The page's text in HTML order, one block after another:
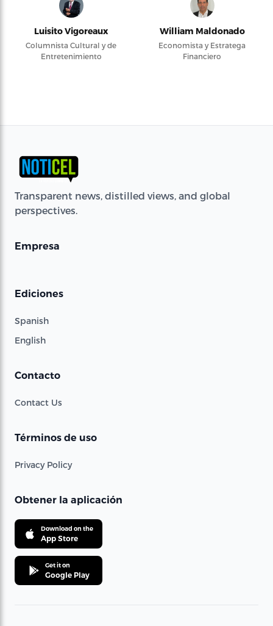
Luisito Vigoreaux
Columnista Cultural y de
Entretenimiento
William Maldonado
Economista y Estratega
Financiero
Transparent news, distilled views, and global
perspectives.
Empresa
Ediciones
Spanish
English
Contacto
Contact Us
Términos de uso
Privacy Policy
Obtener la aplicación
Download on the
App Store
Get it on
Google Play